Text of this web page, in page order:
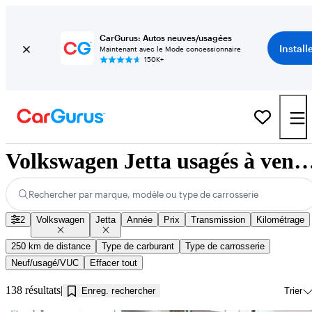
CarGurus: Autos neuves/usagées
Maintenant avec le Mode concessionnaire
150K+
Volkswagen Jetta usagés à
Rechercher par marque, modèle ou type de carrosserie
2 Volkswagen Jetta Année Prix Transmission Kilométrage
250 km de distance Type de carburant
Type de carrosserie
Neuf/usagé/VUC
Effacer tout
138 résultats Enreg. rechercher Trier